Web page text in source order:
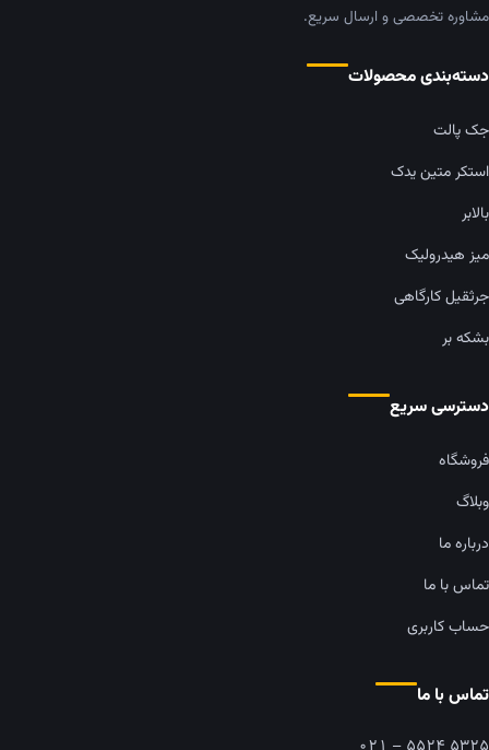
مشاوره تخصصی و ارسال سریع.
دسته‌بندی محصولات
جک پالت
استکر متین یدک
بالابر
میز هیدرولیک
جرثقیل کارگاهی
بشکه بر
دسترسی سریع
فروشگاه
وبلاگ
درباره ما
تماس با ما
حساب کاربری
تماس با ما